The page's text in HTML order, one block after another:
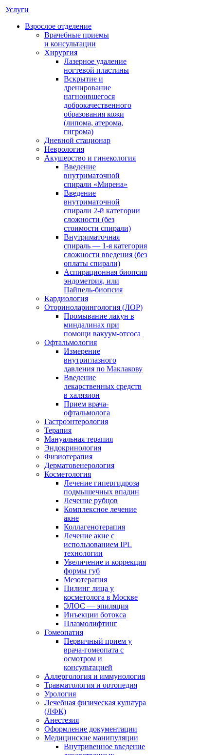
Услуги
Взрослое отделение
Врачебные приемы
и консультации
Хирургия
Лазерное удаление
ногтевой пластины
Вскрытие и
дренирование
нагноившегося
доброкачественного
образования кожи
(липома, атерома,
гигрома)
Дневной стационар
Неврология
Акушерство и гинекология
Введение
внутриматочной
спирали «Мирена»
Введение
внутриматочной
спирали 2-й категории
сложности (без
стоимости спирали)
Внутриматочная
спираль — 1-я категория
сложности введения (без
оплаты спирали)
Аспирационная биопсия
эндометрия, или
Пайпель-биопсия
Кардиология
Оториноларингология (ЛОР)
Промывание лакун в
миндалинах при
помощи вакуум-отсоса
Офтальмология
Измерение
внутриглазного
давления по Маклакову
Введение
лекарственных средств
в халязион
Прием врача-
офтальмолога
Гастроэнтерология
Терапия
Мануальная терапия
Эндокринология
Физиотерапия
Дерматовенерология
Косметология
Лечение гипергидроза
подмышечных впадин
Лечение рубцов
Комплексное лечение
акне
Коллагенотерапия
Лечение акне с
использованием IPL
технологии
Увеличение и коррекция
формы губ
Мезотерапия
Пилинг лица у
косметолога в Москве
ЭЛОС — эпиляция
Инъекции ботокса
Плазмолифтинг
Гомеопатия
Первичный прием у
врача-гомеопата с
осмотром и
консультацией
Аллергология и иммунология
Травматология и ортопедия
Урология
Лечебная физическая культура
(ЛФК)
Анестезия
Оформление документации
Медицинские манипуляции
Внутривенное введение